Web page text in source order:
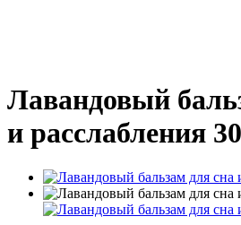
Лавандовый
и расслабления